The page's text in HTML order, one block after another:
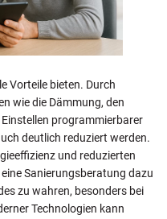
Vorteile bieten. Durch
wie die Dämmung, den
programmierbarer
deutlich reduziert werden.
und reduzierten
Sanierungsberatung dazu
zu wahren, besonders bei
Technologien kann